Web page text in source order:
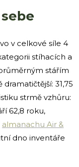
v celkové síle 4
stíhacích a
stářím
31,75
strmě vzhůru:
62,8 roku,
almanachu Air &
dno inventáře